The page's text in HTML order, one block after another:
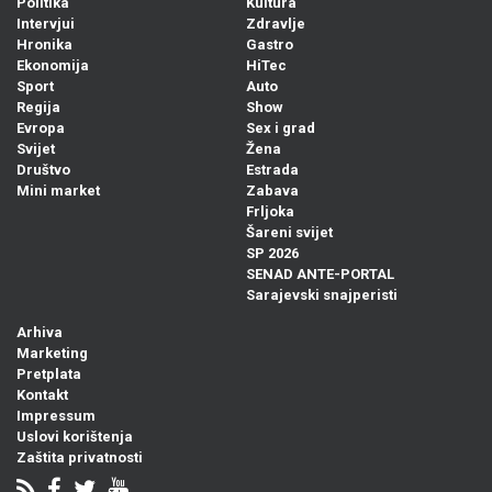
Intervjui
Hronika
Ekonomija
Sport
Regija
Evropa
Svijet
Društvo
Mini market
Zdravlje
Gastro
HiTec
Auto
Show
Sex i grad
Žena
Estrada
Zabava
Frljoka
Šareni svijet
SP 2026
SENAD ANTE-PORTAL
Sarajevski snajperisti
Arhiva
Marketing
Pretplata
Kontakt
Impressum
Uslovi korištenja
Zaštita privatnosti